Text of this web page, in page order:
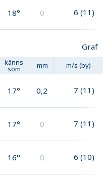
18° 0 6 (11)
Graf
känns
som mm m/s (by)
17° 0,2 7 (11)
17° 0 7 (11)
16° 0 6 (10)